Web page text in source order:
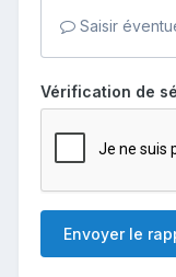
Saisir
Vérification de
Envoyer le